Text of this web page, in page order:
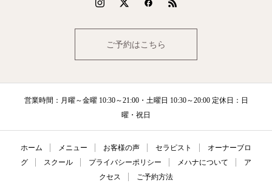
ご予約はこちら
営業時間：月曜～金曜 10:30～21:00・土曜日 10:30～20:00 定休日：日
曜・祝日
ホーム メニュー お客様の声 セラピスト
オーナーブロ
グ
スクール プライバシーポリシー メハナについて
ア
クセス
ご予約方法